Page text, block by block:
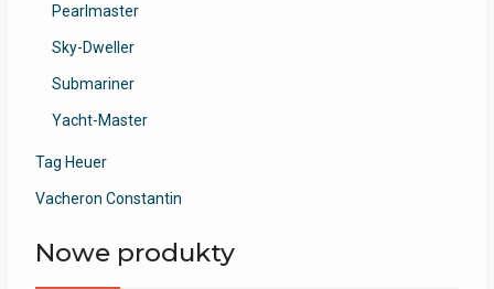
Pearlmaster
Sky-Dweller
Submariner
Yacht-Master
Tag Heuer
Vacheron Constantin
Nowe produkty